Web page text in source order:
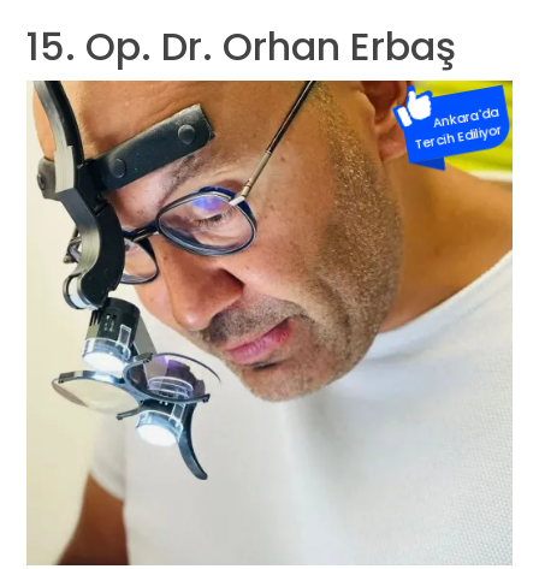
15. Op. Dr. Orhan Erbaş
Ankara'da
Tercih Ediliyor